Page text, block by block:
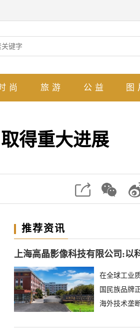
尚 旅游 公益 图
得重大进展
推荐资讯
在全球工业
国民族品牌
海外技术垄